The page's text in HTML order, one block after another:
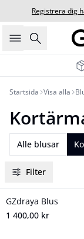
Registrera dig
Sök
Startsida Visa alla
Alle blusar
Filter
Nyhet
GZdraya Blus
1 400,00 kr